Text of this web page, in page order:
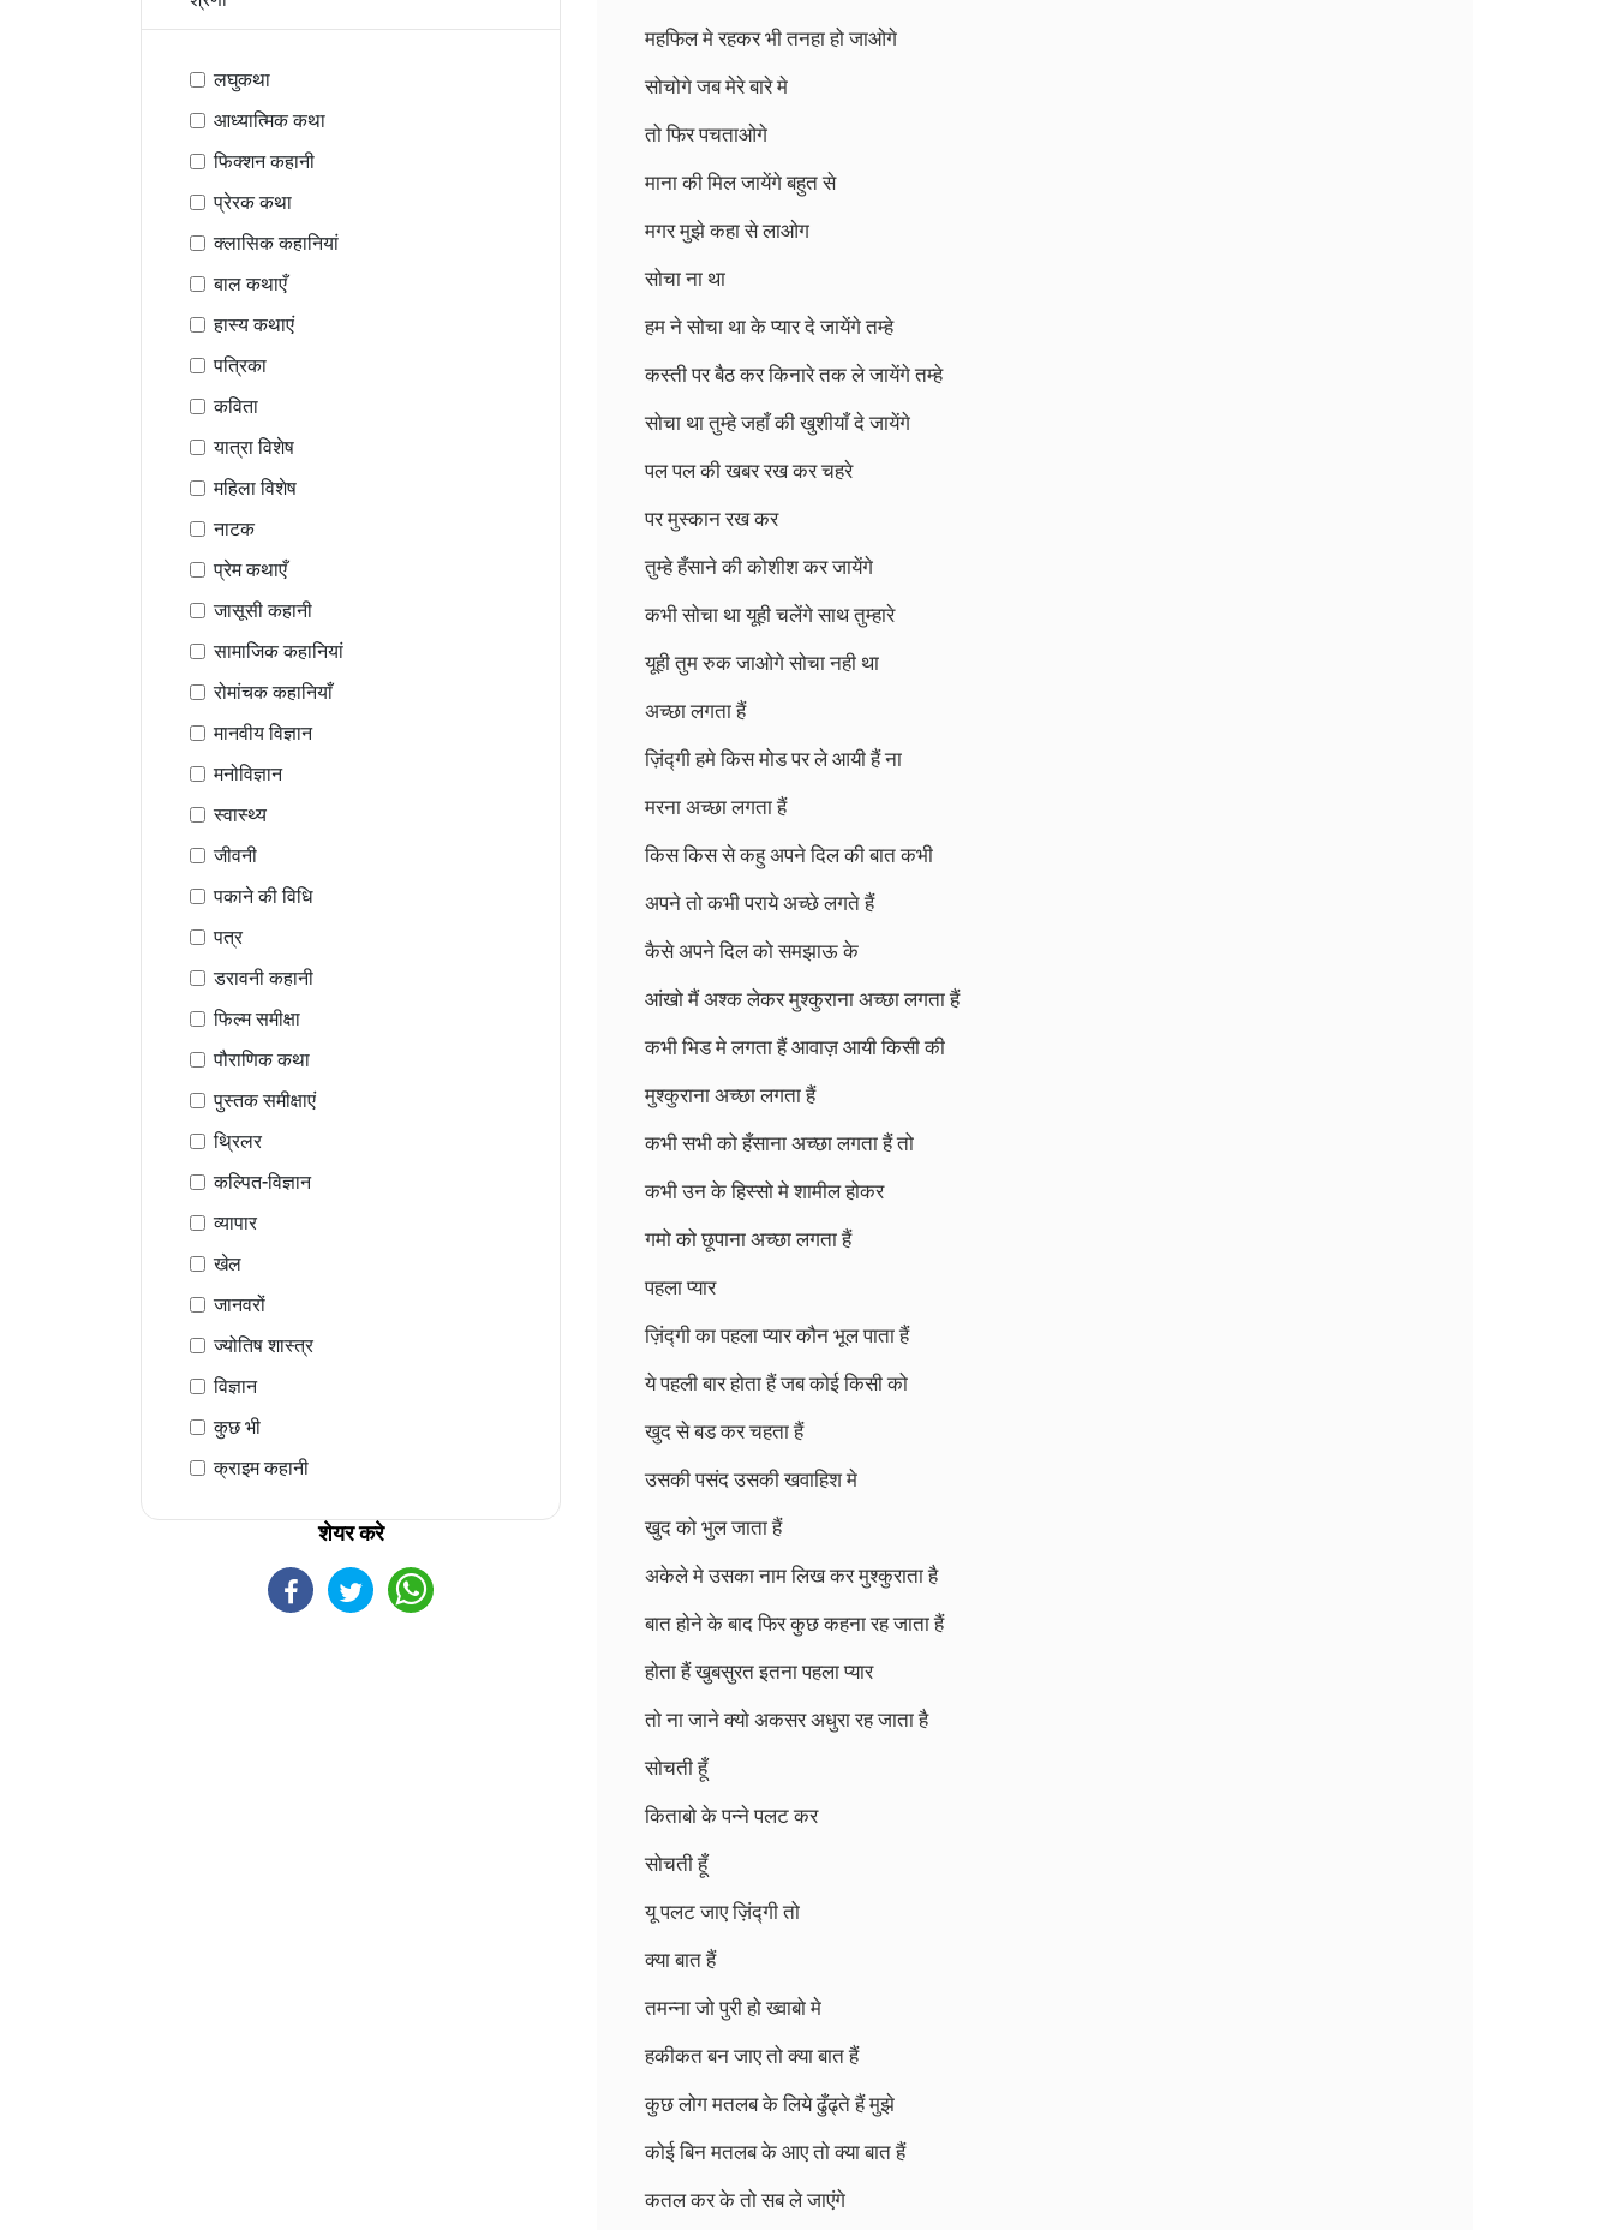
लघुकथा
आध्यात्मिक कथा
फिक्शन कहानी
प्रेरक कथा
क्लासिक कहानियां
बाल कथाएँ
हास्य कथाएं
पत्रिका
कविता
यात्रा विशेष
महिला विशेष
नाटक
प्रेम कथाएँ
जासूसी कहानी
सामाजिक कहानियां
रोमांचक कहानियाँ
मानवीय विज्ञान
मनोविज्ञान
स्वास्थ्य
जीवनी
पकाने की विधि
पत्र
डरावनी कहानी
फिल्म समीक्षा
पौराणिक कथा
पुस्तक समीक्षाएं
थ्रिलर
कल्पित-विज्ञान
व्यापार
खेल
जानवरों
ज्योतिष शास्त्र
विज्ञान
कुछ भी
क्राइम कहानी
शेयर करे
महफिल मे रहकर भी तनहा हो जाओगे
सोचोगे जब मेरे बारे मे
तो फिर पचताओगे
माना की मिल जायेंगे बहुत से
मगर मुझे कहा से लाओग
सोचा ना था
हम ने सोचा था के प्यार दे जायेंगे तम्हे
कस्ती पर बैठ कर किनारे तक ले जायेंगे तम्हे
सोचा था तुम्हे जहाँ की खुशीयाँ दे जायेंगे
पल पल की खबर रख कर चहरे
पर मुस्कान रख कर
तुम्हे हँसाने की कोशीश कर जायेंगे
कभी सोचा था यूही चलेंगे साथ तुम्हारे
यूही तुम रुक जाओगे सोचा नही था
अच्छा लगता हैं
ज़िंद्गी हमे किस मोड पर ले आयी हैं ना
मरना अच्छा लगता हैं
किस किस से कहु अपने दिल की बात कभी
अपने तो कभी पराये अच्छे लगते हैं
कैसे अपने दिल को समझाऊ के
आंखो मैं अश्क लेकर मुश्कुराना अच्छा लगता हैं
कभी भिड मे लगता हैं आवाज़ आयी किसी की
मुश्कुराना अच्छा लगता हैं
कभी सभी को हँसाना अच्छा लगता हैं तो
कभी उन के हिस्सो मे शामील होकर
गमो को छूपाना अच्छा लगता हैं
पहला प्यार
ज़िंद्गी का पहला प्यार कौन भूल पाता हैं
ये पहली बार होता हैं जब कोई किसी को
खुद से बड कर चहता हैं
उसकी पसंद उसकी खवाहिश मे
खुद को भुल जाता हैं
अकेले मे उसका नाम लिख कर मुश्कुराता है
बात होने के बाद फिर कुछ कहना रह जाता हैं
होता हैं खुबसुरत इतना पहला प्यार
तो ना जाने क्यो अकसर अधुरा रह जाता है
सोचती हूँ
किताबो के पन्ने पलट कर
सोचती हूँ
यू पलट जाए ज़िंद्गी तो
क्या बात हैं
तमन्ना जो पुरी हो ख्वाबो मे
हकीकत बन जाए तो क्या बात हैं
कुछ लोग मतलब के लिये ढुँढ्ते हैं मुझे
कोई बिन मतलब के आए तो क्या बात हैं
कतल कर के तो सब ले जाएंगे